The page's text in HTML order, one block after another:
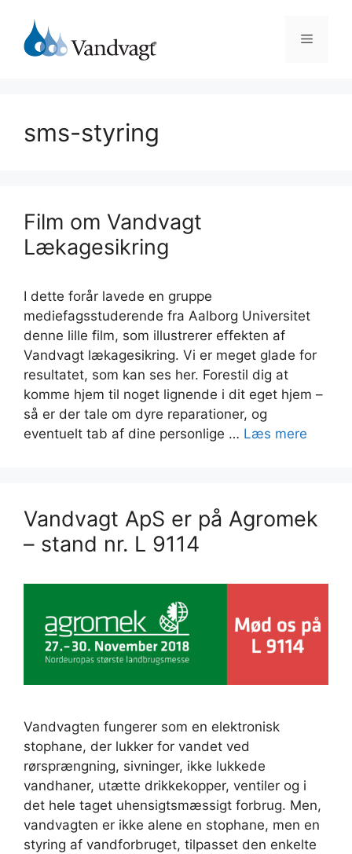
indhold
Menu
sms-styring
Film om Vandvagt
Lækagesikring
I dette forår lavede en gruppe
mediefagsstuderende fra Aalborg Universitet
denne lille film, som illustrerer effekten af
Vandvagt lækagesikring. Vi er meget glade for
resultatet, som kan ses her. Forestil dig at
komme hjem til noget lignende i dit eget hjem –
så er der tale om dyre reparationer, og
eventuelt tab af dine personlige … Læs mere
Vandvagt ApS er på Agromek
– stand nr. L 9114
Vandvagten fungerer som en elektronisk
stophane, der lukker for vandet ved
rørsprængning, sivninger, ikke lukkede
vandhaner, utætte drikkekopper, ventiler og i
det hele taget uhensigtsmæssigt forbrug. Men,
vandvagten er ikke alene en stophane, men en
styring af vandforbruget, tilpasset den enkelte